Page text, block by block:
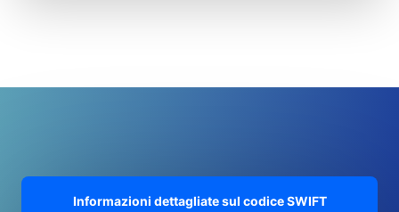
Informazioni dettagliate sul codice SWIFT